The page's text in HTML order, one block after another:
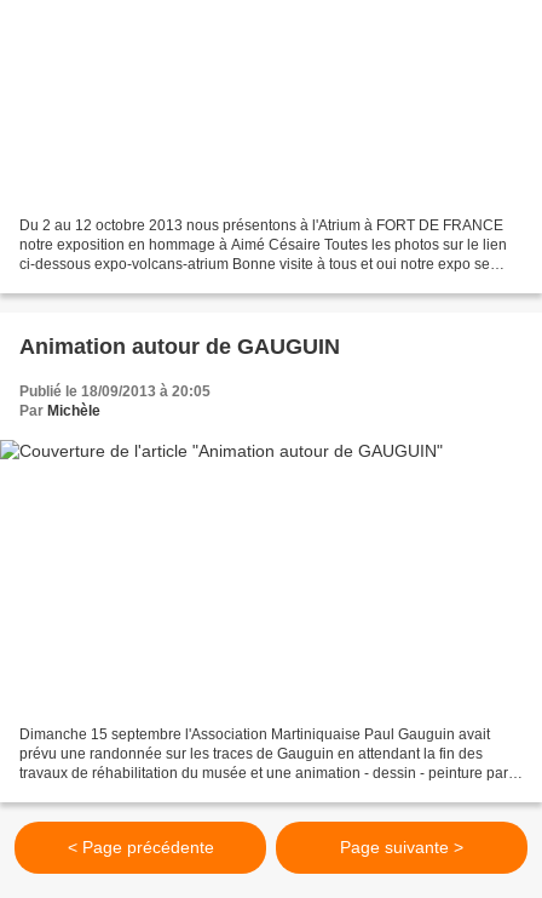
Du 2 au 12 octobre 2013 nous présentons à l'Atrium à FORT DE FRANCE
notre exposition en hommage à Aimé Césaire Toutes les photos sur le lien
ci-dessous expo-volcans-atrium Bonne visite à tous et oui notre expo se
Animation autour de GAUGUIN
Publié le 18/09/2013 à 20:05
Par Michèle
Dimanche 15 septembre l'Association Martiniquaise Paul Gauguin avait
prévu une randonnée sur les traces de Gauguin en attendant la fin des
travaux de réhabilitation du musée et une animation - dessin - peinture par
< Page précédente Page suivante >